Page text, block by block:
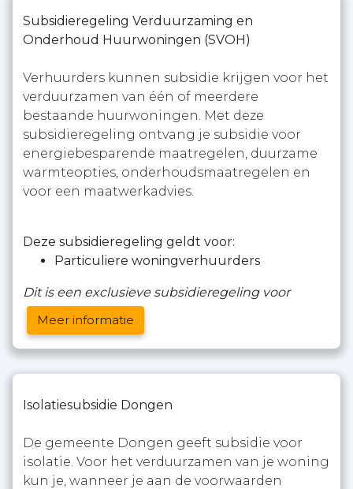
Subsidieregeling Verduurzaming en
Onderhoud Huurwoningen (SVOH)
Verhuurders kunnen subsidie krijgen voor het
verduurzamen van één of meerdere
bestaande huurwoningen. Met deze
subsidieregeling ontvang je subsidie voor
energiebesparende maatregelen, duurzame
warmteopties, onderhoudsmaatregelen en
voor een maatwerkadvies.
Deze subsidieregeling geldt voor:
Particuliere woningverhuurders
Dit is een exclusieve subsidieregeling voor
Meer informatie
Isolatiesubsidie Dongen
De gemeente Dongen geeft subsidie voor
isolatie. Voor het verduurzamen van je woning
kun je, wanneer je aan de voorwaarden